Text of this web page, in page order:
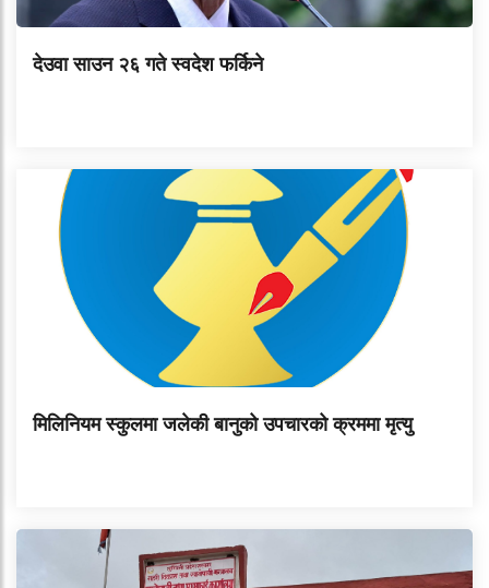
देउवा साउन २६ गते स्वदेश फर्किने
मिलिनियम स्कुलमा जलेकी बानुको उपचारको क्रममा मृत्यु